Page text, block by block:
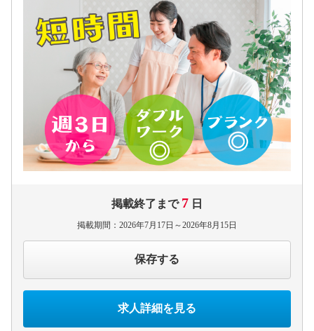
掲載終了まで 7 日
掲載期間：2026年7月17日～2026年8月15日
保存する
求人詳細を見る